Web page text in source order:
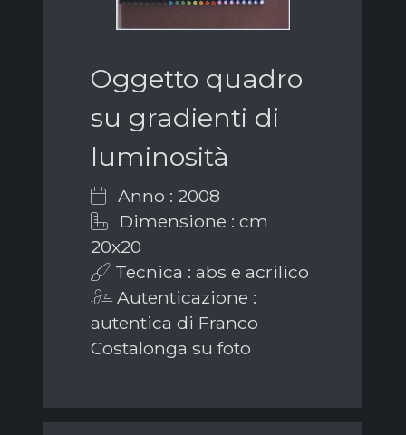
Oggetto quadro
su gradienti di
luminosità
Anno : 2008
Dimensione : cm
20x20
Tecnica : abs e acrilico
Autenticazione :
autentica di Franco
Costalonga su foto